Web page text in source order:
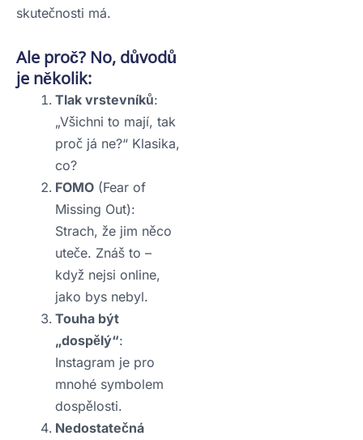
skutečnosti má.
Ale proč? No, důvodů
je několik:
Tlak vrstevníků:
„Všichni to mají, tak
proč já ne?“ Klasika,
co?
FOMO (Fear of
Missing Out):
Strach, že jim něco
uteče. Znáš to –
když nejsi online,
jako bys nebyl.
Touha být
„dospělý“:
Instagram je pro
mnohé symbolem
dospělosti.
Nedostatečná